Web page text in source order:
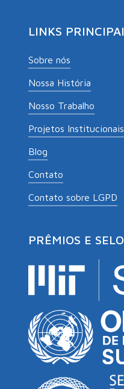
LINKS
Sobre nós
Nossa História
Nosso Trabalho
Projetos Institucionais
Blog
Contato
Contato sobre LGPD
PRÊMIOS E